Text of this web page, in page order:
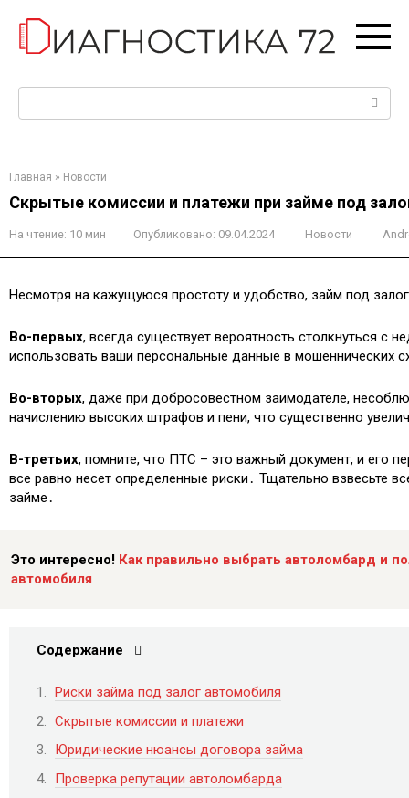
контенту
Главная » Новости
Скрытые комиссии и платежи при займе под
На чтение: 10 мин Опубликовано: 09.04.2024 Новости
Несмотря на кажущуюся простоту и удобство, займ под
Во-первых, всегда существует вероятность столкнуться
использовать ваши персональные данные в мошеннических
Во-вторых, даже при добросовестном заимодателе,
начислению высоких штрафов и пени, что существенно
В-третьих, помните, что ПТС – это важный документ, и его
все равно несет определенные риски․ Тщательно взвесьте
займе․
Это интересно! Как правильно выбрать автоломбард и
автомобиля
Содержание
Риски займа под залог автомобиля
Скрытые комиссии и платежи
Юридические нюансы договора займа
Проверка репутации автоломбарда